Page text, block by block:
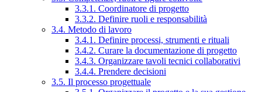
3.3.1. Coordinatore di progetto
3.3.2. Definire ruoli e responsabilità
3.4. Metodo di lavoro
3.4.1. Definire processi, strumenti e rituali
3.4.2. Curare la documentazione di progetto
3.4.3. Organizzare tavoli tecnici collaborativi
3.4.4. Prendere decisioni
3.5. Il processo progettuale